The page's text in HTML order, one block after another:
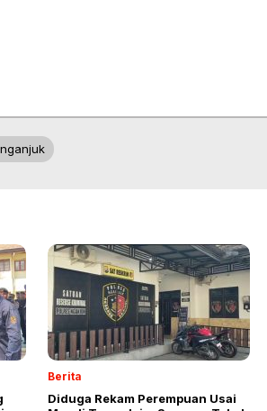
Berita
Diduga Rekam Perempuan Usai